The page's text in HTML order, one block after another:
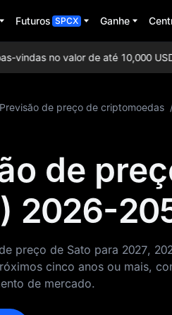
Futuros SPCX Ganhe
no valor de até 10,000 USDT!
Previsão de preço de criptomoedas
de
2026-
preço de Sato para 2027,
cinco anos ou mais,
de mercado.